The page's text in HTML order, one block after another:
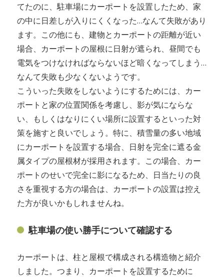
てたのに、駐車場にカーポートを設置したため、家
の中に日差しが入りにくくなった…なんて失敗があり
ます。この他にも、建物とカーポートの距離が近い
場合、カーポートの屋根に日射が遮られ、昼間でも
電気をつけなければならないほど暗くなってしまう…
なんて失敗も少なくないようです。
こういった失敗をしないようにするためには、カー
ポートと家の位置関係を考慮し、影が気にならな
い、もしくはなりにくい場所に設置するといった対
策を施すと良いでしょう。特に、積雪量の多い地域
にカーポートを設置する場合、日射を完全に遮る金
属タイプの屋根材が採用されます。この場合、カー
ポートのせいで完全に影になるため、日当たりの良
さを重視する方の場合は、カーポートの設置は控え
た方が良いかもしれませんね。
駐車場の使い勝手について確認する
カーポートは、柱と屋根で構成される構造物と紹介
しました。つまり、カーポートを設置するために